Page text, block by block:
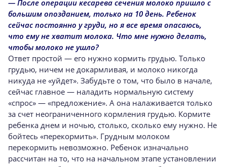
— После операции кесарева сечения молоко пришло с
большим опозданием, только на 10 день. Ребенок
сейчас постоянно у груди, но я все время опасаюсь,
что ему не хватит молока. Что мне нужно делать,
чтобы молоко не ушло?
Ответ простой — его нужно кормить грудью. Только
грудью, ничем не докармливая, и молоко никогда
никуда не «уйдет». Забудьте о том, что было в начале,
сейчас главное — наладить нормальную систему
«спрос» — «предложение». А она налаживается только
за счет неограниченного кормления грудью. Кормите
ребенка днем и ночью, столько, сколько ему нужно. Не
бойтесь «перекормить». Грудным молоком
перекормить невозможно. Ребенок изначально
рассчитан на то, что на начальном этапе установлении